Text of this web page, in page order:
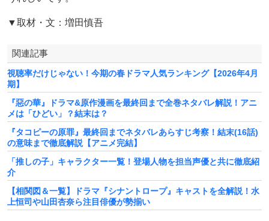
▼取材・文：増田慎吾
関連記事
視聴率だけじゃない！今期の春ドラマ人気ランキング【2026年4月
期】
『惡の華』ドラマ&原作漫画を最終回まで全巻ネタバレ解説！アニ
メは「ひどい」？結末は？
『タコピーの原罪』最終回までネタバレあらすじ考察！結末(16話)
の意味まで徹底解説【アニメ完結】
「推しの子」キャラクター一覧！登場人物を担当声優と共に徹底紹
介
【相関図＆一覧】ドラマ『シナントロープ』キャストを全解説！水
上恒司や山田杏奈ら注目俳優が勢揃い